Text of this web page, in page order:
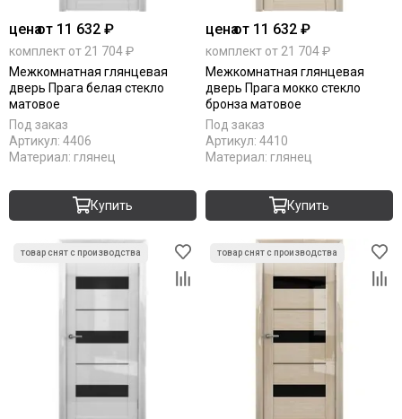
Komfort Doors
Legend
Luxor
Milyana
Morelli
Ofram
Optima Porte
Porta Di Parma
Portalini
Porte Vista
Poseidon
Profilo Porte
Regi Doors
ценаот 11 632 ₽
комплект от 21 704 ₽
Межкомнатная глянцевая
дверь Прага белая стекло
матовое
Под заказ
Артикул: 4406
Материал: глянец
Купить
ценаот 11 632 ₽
комплект от 21 704 ₽
Межкомнатная глянцевая
дверь Прага мокко стекло
бронза матовое
Под заказ
Артикул: 4410
Материал: глянец
Купить